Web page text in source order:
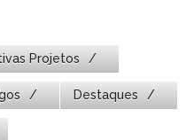
Projetos
Destaques